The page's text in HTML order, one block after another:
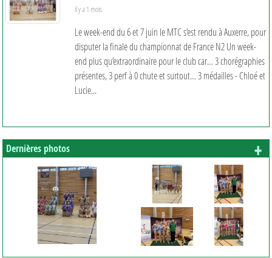
il y a 1 mois
Le week-end du 6 et 7 juin le MTC s’est rendu à Auxerre, pour
disputer la finale du championnat de France N2 Un week-
end plus qu’extraordinaire pour le club car… 3 chorégraphies
présentes, 3 perf à 0 chute et surtout… 3 médailles - Chloé et
Lucie...
Dernières photos +